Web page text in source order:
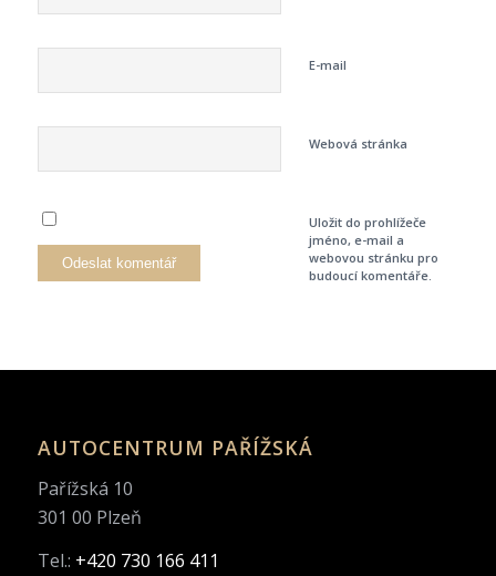
E-mail
Webová stránka
Uložit do prohlížeče
jméno, e-mail a
webovou stránku pro
budoucí komentáře.
AUTOCENTRUM PAŘÍŽSKÁ
Pařížská 10
301 00 Plzeň
Tel.: +420 730 166 411